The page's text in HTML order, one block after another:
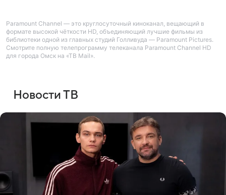
Paramount Channel — это круглосуточный киноканал, вещающий в
формате высокой чёткости HD, объединяющий лучшие фильмы из
библиотеки одной из главных студий Голливуда — Paramount Pictures.
Смотрите полную телепрограмму телеканала Paramount Channel HD
для города Омск на «ТВ Mail».
Новости ТВ